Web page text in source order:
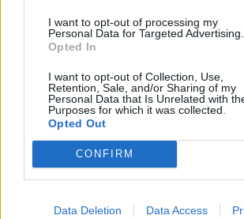
I want to opt-out of processing my
Personal Data for Targeted Advertising.
Opted In
I want to opt-out of Collection, Use,
Retention, Sale, and/or Sharing of my
Personal Data that Is Unrelated with
Purposes for which it was collected.
Opted Out
CONFIRM
Data Deletion Data Access
HAE RUOKIA